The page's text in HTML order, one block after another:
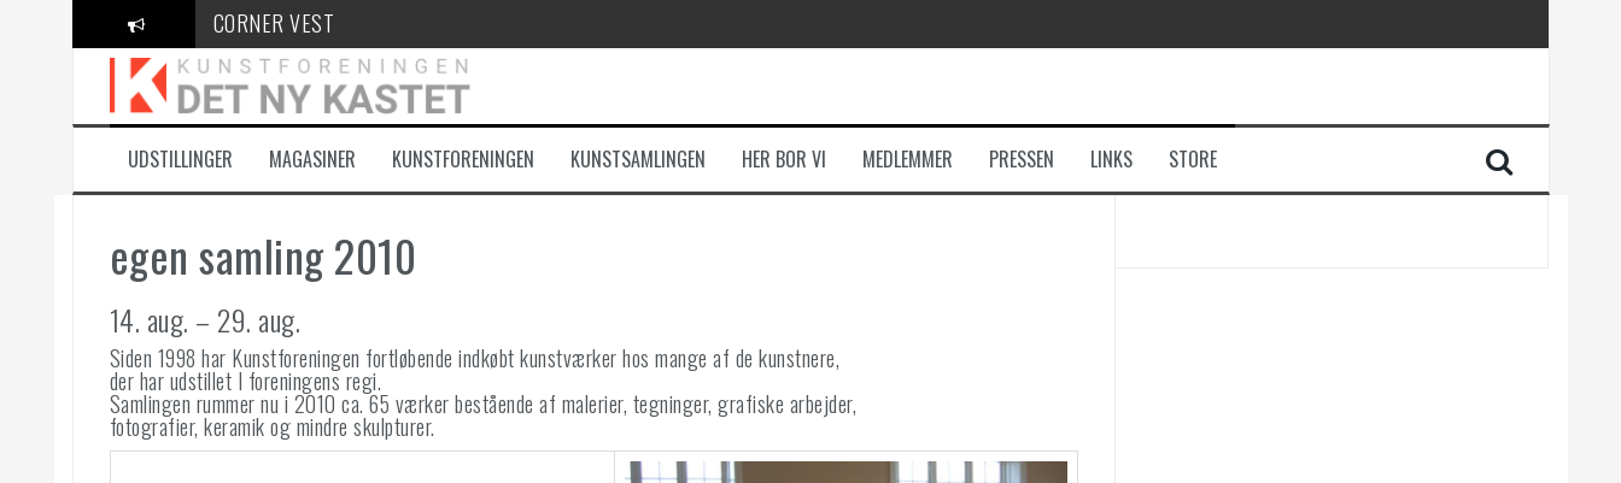
CORNER VEST
KANT Festival
100 Danske Keramikere
UDSTILLINGER MAGASINER KUNSTFORENINGEN KUNSTSAMLINGEN HER BOR VI MEDLEMMER PRESSEN LINKS STORE
egen samling 2010
14. aug. – 29. aug.
Siden 1998 har Kunstforeningen fortløbende indkøbt kunstværker hos mange af de kunstnere,
der har udstillet I foreningens regi.
Samlingen rummer nu i 2010 ca. 65 værker bestående af malerier, tegninger, grafiske arbejder,
fotografier, keramik og mindre skulpturer.